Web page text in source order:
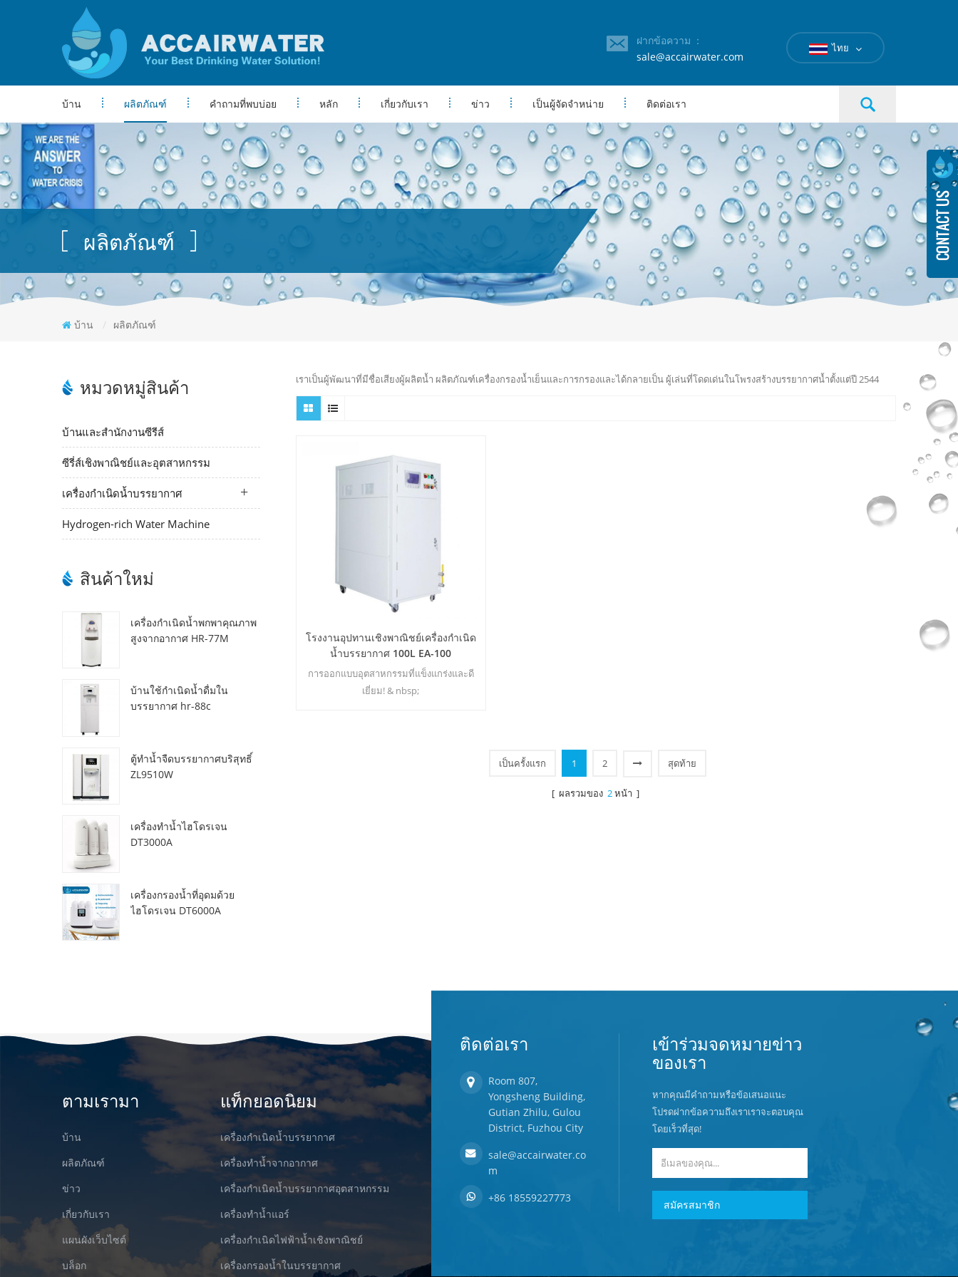
ฝากข้อความ ：
sale@accairwater.com
ไทย
บ้าน ผลิตภัณฑ์ คำถามที่พบบ่อย หลัก เกี่ยวกับเรา ข่าว เป็นผู้จัดจำหน่าย ติดต่อเรา
ผลิตภัณฑ์
บ้าน / ผลิตภัณฑ์
หมวดหมู่สินค้า
บ้านและสำนักงานซีรีส์
ซีรี่ส์เชิงพาณิชย์และอุตสาหกรรม
เครื่องกำเนิดน้ำบรรยากาศ
Hydrogen-rich Water Machine
สินค้าใหม่
เครื่องกำเนิดน้ำพกพาคุณภาพ
สูงจากอากาศ HR-77M
บ้านใช้กำเนิดน้ำดื่มใน
บรรยากาศ hr-88c
ตู้ทำน้ำจืดบรรยากาศบริสุทธิ์
ZL9510W
เครื่องทำน้ำไฮโดรเจน
DT3000A
เครื่องกรองน้ำที่อุดมด้วย
ไฮโดรเจน DT6000A
เราเป็นผู้พัฒนาที่มีชื่อเสียงผู้ผลิตน้ำ ผลิตภัณฑ์เครื่องกรองน้ำเย็นและการกรองและได้กลายเป็น ผู้เล่นที่โดดเด่นในโพรงสร้างบรรยากาศน้ำตั้งแต่ปี 2544
โรงงานอุปทานเชิงพาณิชย์เครื่องกำเนิด
น้ำบรรยากาศ 100L EA-100
การออกแบบอุตสาหกรรมที่แข็งแกร่งและดี
เยี่ยม! & nbsp;
เป็นครั้งแรก 1 2 สุดท้าย
[ ผลรวมของ2หน้า ]
ตามเรามา
บ้าน
ผลิตภัณฑ์
ข่าว
เกี่ยวกับเรา
แผนผังเว็บไซต์
บล็อก
แท็กยอดนิยม
เครื่องกำเนิดน้ำบรรยากาศ
เครื่องทำน้ำจากอากาศ
เครื่องกำเนิดน้ำบรรยากาศอุตสาหกรรม
เครื่องทำน้ำแอร์
เครื่องกำเนิดไฟฟ้าน้ำเชิงพาณิชย์
เครื่องกรองน้ำในบรรยากาศ
ติดต่อเรา
Room 807,
Yongsheng Building,
Gutian Zhilu, Gulou
District, Fuzhou City
sale@accairwater.co
m
+86 18559227773
เข้าร่วมจดหมายข่าว
ของเรา
หากคุณมีคำถามหรือข้อเสนอแนะ
โปรดฝากข้อความถึงเราเราจะตอบคุณ
โดยเร็วที่สุด!
สมัครสมาชิก